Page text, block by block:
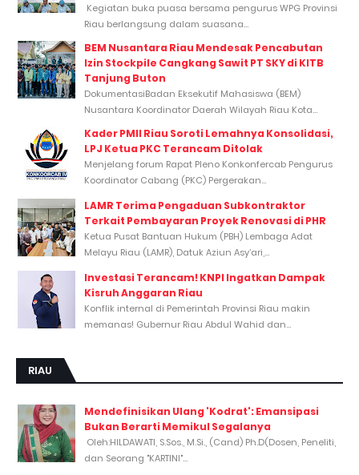
Kegiatan buka puasa bersama pengurus WPG Provinsi
Riau berlangsung dalam suasana...
BEM Nusantara Riau Mendesak Pencabutan
Izin Stockpile Cangkang Sawit PT SKY di KITB
Tanjung Buton
DokumentasiBadan Eksekutif Mahasiswa (BEM)
Nusantara Koordinator Daerah Wilayah Riau Kota...
Kader PMII Riau Soroti Lemahnya Konsolidasi,
LPJ Ketua PKC Terancam Ditolak
Menjelang forum Rapat Pleno Konkonfercab Pengurus
Koordinator Cabang (PKC) Pergerakan...
LAMR Terima Pengaduan Subkontraktor
Terkait Pembayaran Proyek Renovasi di PHR
Ketua Pusat Bantuan Hukum (PBH) Lembaga Adat
Melayu Riau (LAMR), Datuk Aziun Asy’ari,...
Investasi Terancam! KNPI Ingatkan Dampak
Kisruh Anggaran Riau
Konflik internal di Pemerintah Provinsi Riau makin
memanas! Gubernur Riau Abdul Wahid dan...
RIAU
Mendefinisikan Ulang 'Kodrat': Emansipasi
Bukan Berarti Memikul Segalanya
Oleh:HILDAWATI, S.Sos., M.Si., (Cand) Ph.D(Dosen, Peneliti,
dan Seorang "KARTINI"...